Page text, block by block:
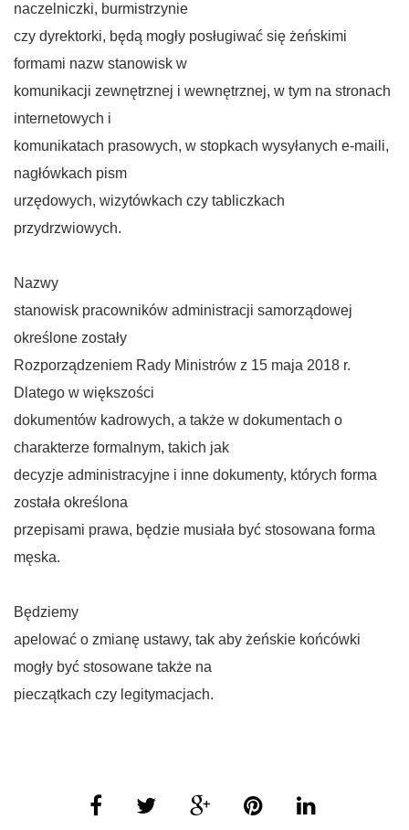
naczelniczki, burmistrzynie
czy dyrektorki, będą mogły posługiwać się żeńskimi
formami nazw stanowisk w
komunikacji zewnętrznej i wewnętrznej, w tym na stronach
internetowych i
komunikatach prasowych, w stopkach wysyłanych e-maili,
nagłówkach pism
urzędowych, wizytówkach czy tabliczkach
przydrzwiowych.
Nazwy
stanowisk pracowników administracji samorządowej
określone zostały
Rozporządzeniem Rady Ministrów z 15 maja 2018 r.
Dlatego w większości
dokumentów kadrowych, a także w dokumentach o
charakterze formalnym, takich jak
decyzje administracyjne i inne dokumenty, których forma
została określona
przepisami prawa, będzie musiała być stosowana forma
męska.
Będziemy
apelować o zmianę ustawy, tak aby żeńskie końcówki
mogły być stosowane także na
pieczątkach czy legitymacjach.